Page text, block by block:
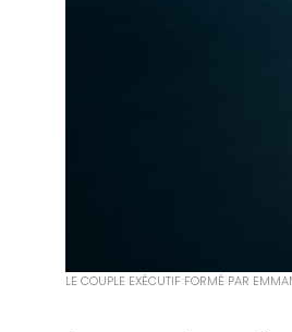
LE COUPLE EXÉCUTIF FORMÉ PAR